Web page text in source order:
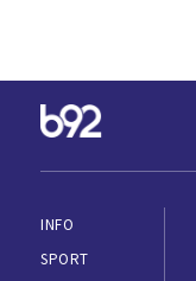
INFO
SPORT